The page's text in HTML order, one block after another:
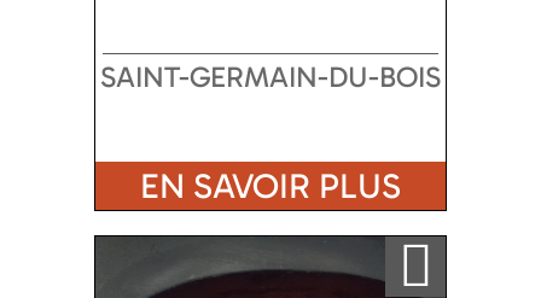
SAINT-GERMAIN-DU-BOIS
EN SAVOIR PLUS
Ajouter a ma sélection